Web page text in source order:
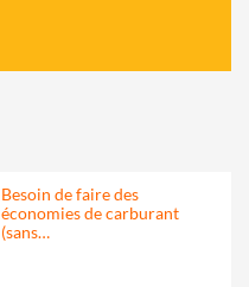
Besoin de faire des
économies de carburant
(sans…